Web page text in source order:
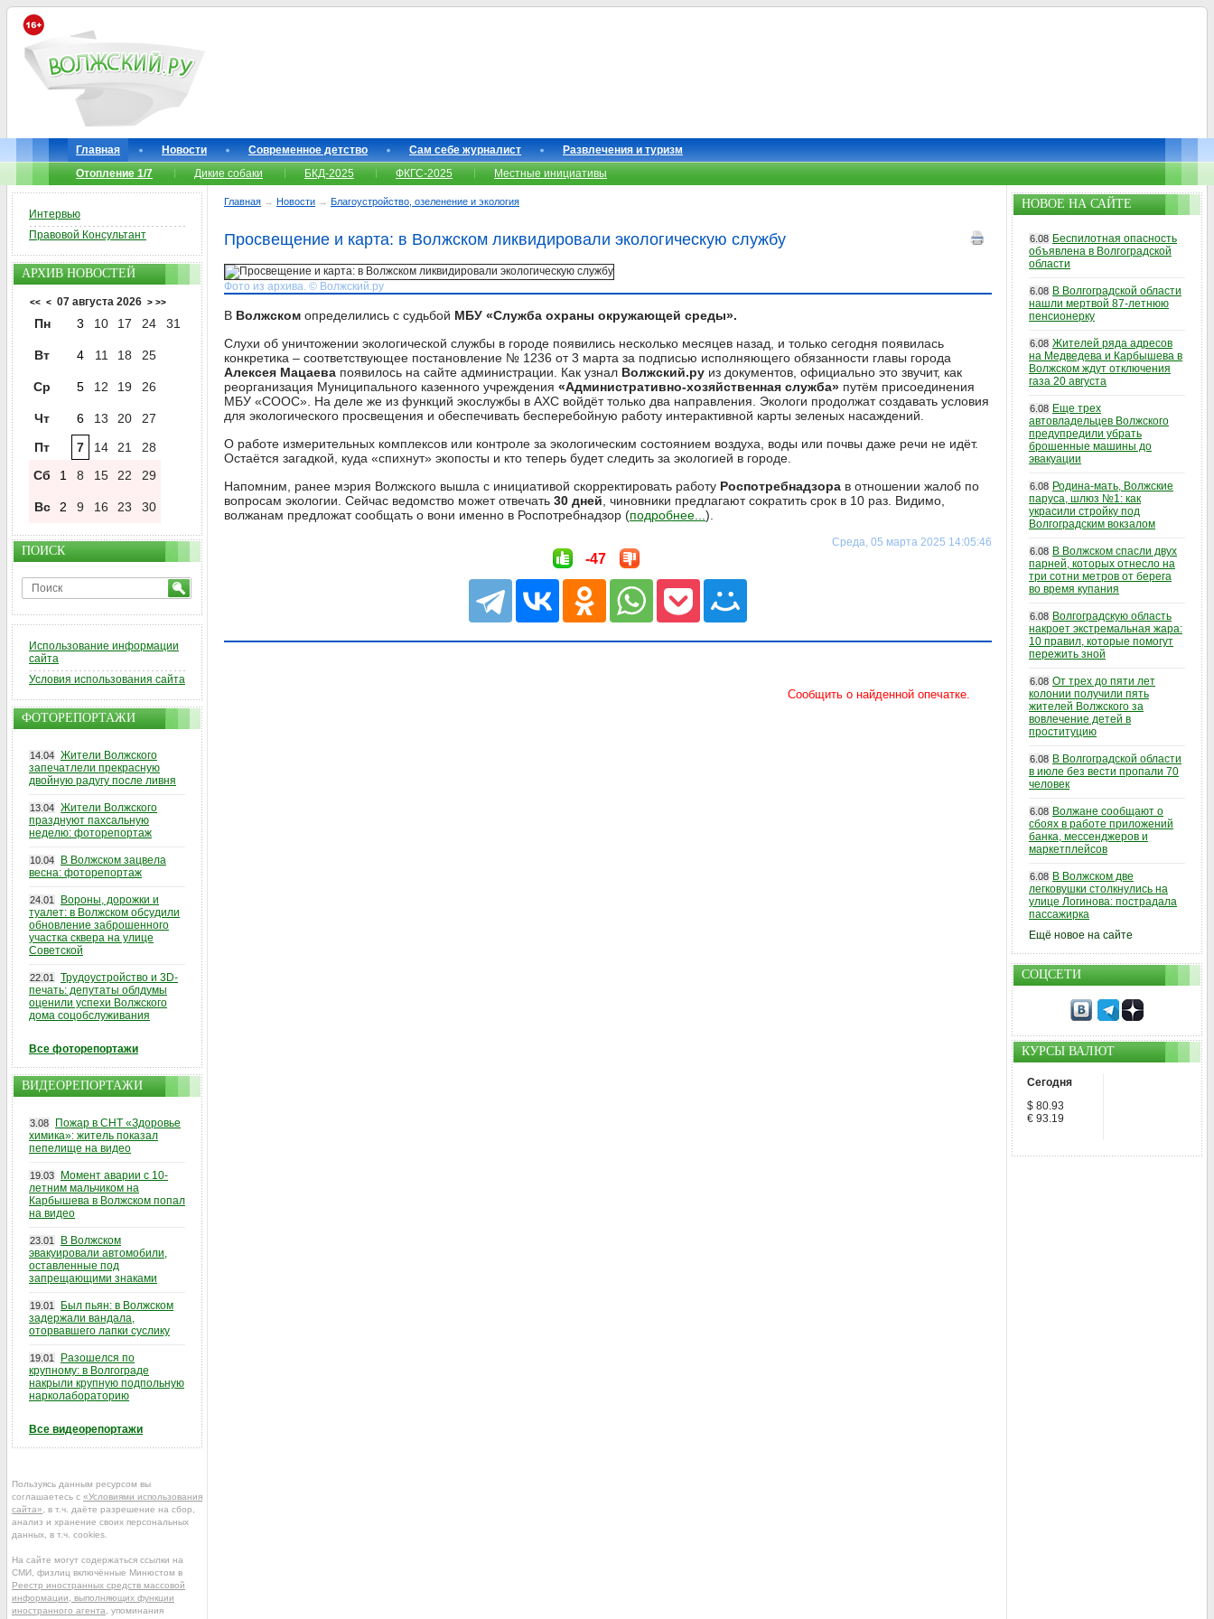
Главная Новости Современное детство Сам себе журналист
Развлечения и туризм
Отопление 1/7
Дикие собаки БКД-2025 ФКГС-2025 Местные инициативы
Главная → Новости → Благоустройство, озеленение и экология
Просвещение и карта: в Волжском ликвидировали экологическую службу
Фото из архива. © Волжский.ру
В Волжском определились с судьбой МБУ «Служба охраны окружающей среды».
Слухи об уничтожении экологической службы в городе появились несколько месяцев назад, и только сегодня появилась
конкретика – соответствующее постановление № 1236 от 3 марта за подписью исполняющего обязанности главы города
Алексея Мацаева появилось на сайте администрации. Как узнал Волжский.ру из документов, официально это звучит, как
реорганизация Муниципального казенного учреждения «Административно-хозяйственная служба» путём присоединения
МБУ «СООС». На деле же из функций экослужбы в АХС войдёт только два направления. Экологи продолжат создавать условия
для экологического просвещения и обеспечивать бесперебойную работу интерактивной карты зеленых насаждений.
О работе измерительных комплексов или контроле за экологическим состоянием воздуха, воды или почвы даже речи не идёт.
Остаётся загадкой, куда «спихнут» экопосты и кто теперь будет следить за экологией в городе.
Напомним, ранее мэрия Волжского вышла с инициативой скорректировать работу Роспотребнадзора в отношении жалоб по
вопросам экологии. Сейчас ведомство может отвечать 30 дней , чиновники предлагают сократить срок в 10 раз. Видимо,
волжанам предложат сообщать о вони именно в Роспотребнадзор (подробнее... ).
Среда, 05 марта 2025 14:05:46
-47
Интервью
Правовой Консультант
АРХИВ НОВОСТЕЙ
<< < 07 августа 2026 > >>
Пн 3 10 17 24 31
Вт 4 11 18 25
Ср 5 12 19 26
Чт 6 13 20
27
Пт
7 14 21
28
Сб
1 8 15 22 29
Вс 2 9 16 23 30
ПОИСК
Использование информации
сайта
Условия использования сайта
ФОТОРЕПОРТАЖИ
14.04 Жители Волжского
запечатлели прекрасную
двойную радугу после ливня
13.04 Жители Волжского
празднуют пахсальную
неделю: фоторепортаж
10.04
В Волжском зацвела
весна: фоторепортаж
24.01
Вороны, дорожки и
туалет: в Волжском обсудили
обновление заброшенного
участка сквера на улице
Советской
22.01
Трудоустройство и 3D-
печать: депутаты облдумы
оценили успехи Волжского
дома соцобслуживания
Все фоторепортажи
ВИДЕОРЕПОРТАЖИ
3.08
Пожар в СНТ «Здоровье
химика»: житель показал
пепелище на видео
19.03
Момент аварии с 10-
летним мальчиком на
Карбышева в Волжском попал
на видео
23.01
В Волжском
эвакуировали автомобили,
оставленные под
запрещающими знаками
19.01
Был пьян: в Волжском
задержали вандала,
оторвавшего лапки суслику
19.01
Разошелся по
крупному: в Волгограде
накрыли крупную подпольную
нарколабораторию
Все видеорепортажи
Пользуясь данным ресурсом вы
соглашаетесь с «Условиями использования
сайта» , в т.ч. даёте разрешение на сбор,
анализ и хранение своих персональных
данных, в т.ч. cookies.
На сайте могут содержаться ссылки на
СМИ, физлиц включённые Минюстом в
Реестр иностранных средств массовой
информации, выполняющих функции
иностранного агента , упоминания
НОВОЕ НА САЙТЕ
6.08 Беспилотная опасность
объявлена в Волгоградской
области
6.08 В Волгоградской области
нашли мертвой 87-летнюю
пенсионерку
6.08 Жителей ряда адресов
на Медведева и Карбышева в
Волжском ждут отключения
газа 20 августа
6.08 Еще трех
автовладельцев Волжского
предупредили убрать
брошенные машины до
эвакуации
6.08 Родина-мать, Волжские
паруса, шлюз №1: как
украсили стройку под
Волгоградским вокзалом
6.08 В Волжском спасли двух
парней, которых отнесло на
три сотни метров от берега
во время купания
6.08 Волгоградскую область
накроет экстремальная жара:
10 правил, которые помогут
пережить зной
6.08 От трех до пяти лет
колонии получили пять
жителей Волжского за
вовлечение детей в
проституцию
6.08 В Волгоградской области
в июле без вести пропали 70
человек
6.08 Волжане сообщают о
сбоях в работе приложений
банка, мессенджеров и
маркетплейсов
6.08 В Волжском две
легковушки столкнулись на
улице Логинова: пострадала
пассажирка
Ещё новое на сайте
СОЦСЕТИ
КУРСЫ ВАЛЮТ
Сегодня
$ 80.93
€ 93.19